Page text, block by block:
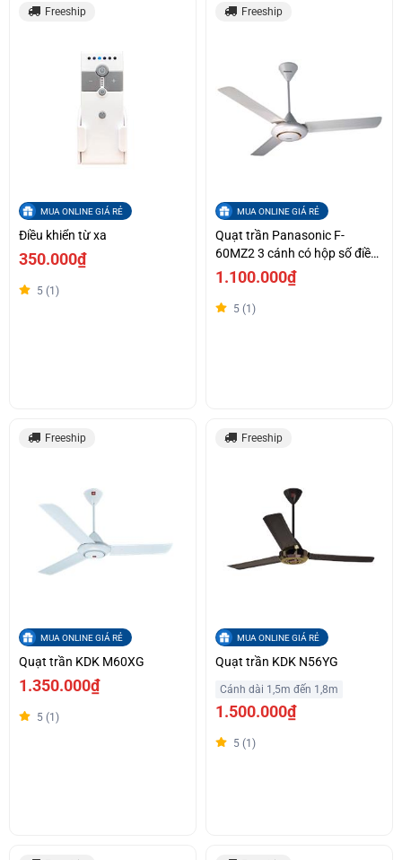
Freeship
MUA ONLINE GIÁ RẺ
Điều khiển từ xa
350.000₫
5 (1)
Freeship
MUA ONLINE GIÁ RẺ
Quạt trần Panasonic F-
60MZ2 3 cánh có hộp số điều
khiển
1.100.000₫
5 (1)
Freeship
MUA ONLINE GIÁ RẺ
Quạt trần KDK M60XG
1.350.000₫
5 (1)
Freeship
MUA ONLINE GIÁ RẺ
Quạt trần KDK N56YG
Cánh dài 1,5m đến 1,8m
1.500.000₫
5 (1)